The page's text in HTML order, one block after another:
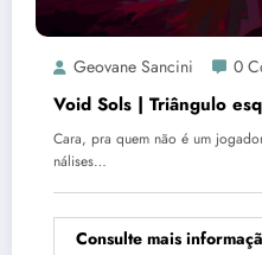
Geovane Sancini 0
Void Sols | Triângulo
Cara, pra quem não é um
nálises…
Consulte mais